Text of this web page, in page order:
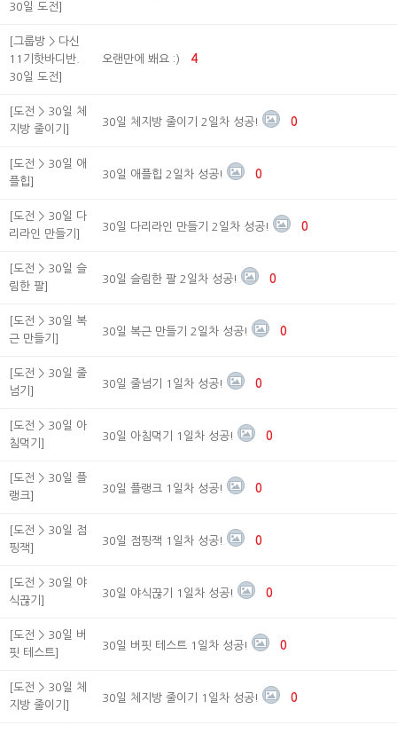
30일 도전]
[그룹방 > 다신
11기핫바디반.
30일 도전]
오랜만에 봬요 :) 4
[도전 > 30일 체
지방 줄이기]
30일 체지방 줄이기 2일차 성공! 0
[도전 > 30일 애
플힙]
30일 애플힙 2일차 성공! 0
[도전 > 30일 다
리라인 만들기]
30일 다리라인 만들기 2일차 성공! 0
[도전 > 30일 슬
림한 팔]
30일 슬림한 팔 2일차 성공! 0
[도전 > 30일 복
근 만들기]
30일 복근 만들기 2일차 성공! 0
[도전 > 30일 줄
넘기]
30일 줄넘기 1일차 성공! 0
[도전 > 30일 아
침먹기]
30일 아침먹기 1일차 성공! 0
[도전 > 30일 플
랭크]
30일 플랭크 1일차 성공! 0
[도전 > 30일 점
핑잭]
30일 점핑잭 1일차 성공! 0
[도전 > 30일 야
식끊기]
30일 야식끊기 1일차 성공! 0
[도전 > 30일 버
핏 테스트]
30일 버핏 테스트 1일차 성공! 0
[도전 > 30일 체
지방 줄이기]
30일 체지방 줄이기 1일차 성공! 0